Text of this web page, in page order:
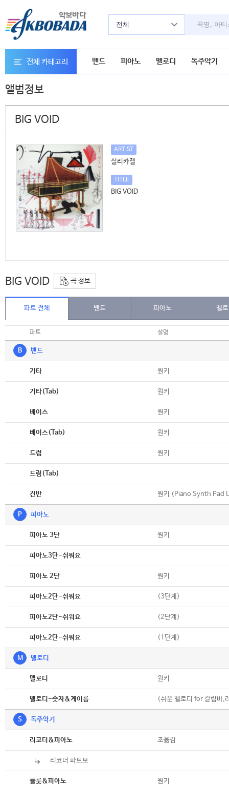
전체
전체 카테고리 밴드 피아노 멜로디 독주악기
앨범정보
BIG VOID
ARTIST
실리카겔
TITLE
BIG VOID
BIG VOID 곡 정보
파트 전체 밴드 피아노 멜
파트 설명
B 밴드
기타 원키
기타(Tab) 원키
베이스 원키
베이스(Tab) 원키
드럼 원키
드럼(Tab)
건반 원키 (Piano Synth Pad
P 피아노
피아노 3단 원키
피아노3단-쉬워요
피아노 2단 원키
피아노2단-쉬워요 (3단계)
피아노2단-쉬워요 (2단계)
피아노2단-쉬워요 (1단계)
M 멜로디
멜로디 원키
멜로디-숫자&계이름 (쉬운 멜로디 for 칼림바,
S 독주악기
리코더&피아노 조옮김
리코더 파트보
플룻&피아노 원키